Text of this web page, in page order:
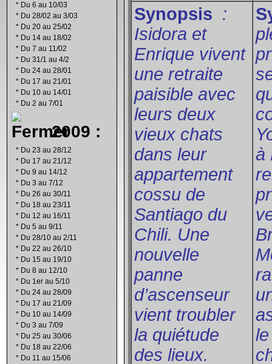
* Du 6 au 10/03
* Du 28/02 au 3/03
* Du 20 au 25/02
* Du 14 au 18/02
* Du 7 au 11/02
* Du 31/1 au 4/2
* Du 24 au 28/01
* Du 17 au 21/01
* Du 10 au 14/01
* Du 2 au 7/01
2009 :
* Du 23 au 28/12
* Du 17 au 21/12
* Du 9 au 14/12
* Du 3 au 7/12
* Du 26 au 30/11
* Du 18 au 23/11
* Du 12 au 16/11
* Du 5 au 9/11
* Du 28/10 au 2/11
* Du 22 au 26/10
* Du 15 au 19/10
* Du 8 au 12/10
* Du 1er au 5/10
* Du 24 au 28/09
* Du 17 au 21/09
* Du 10 au 14/09
* Du 3 au 7/09
* Du 25 au 30/06
* Du 18 au 22/06
* Du 11 au 15/06
Synopsis :
Isidora et
Enrique vivent
une retraite
paisible avec
leurs deux
vieux chats
dans leur
appartement
cossu de
Santiago du
Chili. Une
nouvelle
panne
d’ascenseur
vient troubler
la quiétude
des lieux.
à